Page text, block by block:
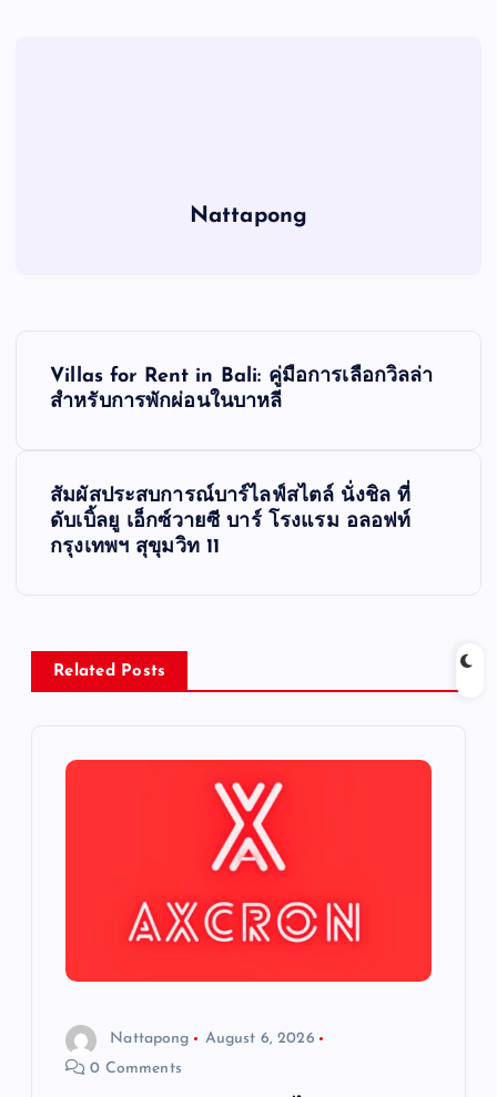
Nattapong
v
Villas for Rent in Bali: คู่มือการเลือกวิลล่า
สำหรับการพักผ่อนในบาหลี
สัมผัสประสบการณ์บาร์ไลฟ์สไตล์ นั่งชิล ที่
ดับเบิ้ลยู เอ็กซ์วายซี บาร์ โรงแรม อลอฟท์
กรุงเทพฯ สุขุมวิท 11
Related Posts
Nattapong
August 6, 2026
0 Comments